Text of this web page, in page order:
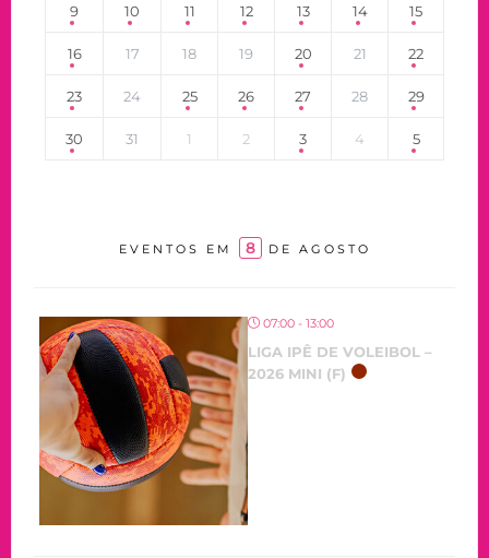
9 10 11 12 13 14 15
16 17 18 19 20 21 22
23 24 25 26 27 28 29
30 31 1 2 3 4 5
EVENTOS EM 8 DE AGOSTO
07:00 - 13:00
LIGA IPÊ DE VOLEIBOL –
2026 MINI (F)